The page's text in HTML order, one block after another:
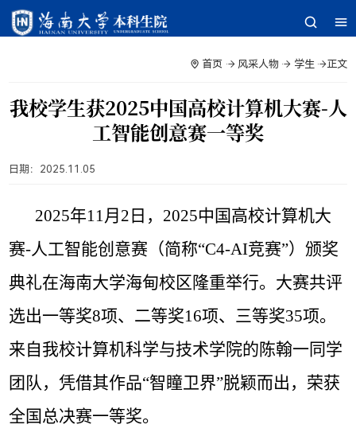
首页 风采人物 学生 正文
我校学生获2025中国高校计算机大赛-人
工智能创意赛一等奖
日期： 2025.11.05
2025年11月2日，2025中国高校计算机大
赛-人工智能创意赛（简称“C4-AI竞赛”）颁奖
典礼在海南大学海甸校区隆重举行。 大赛共评
选出一等奖8项、二等奖16项、三等奖35项。
来自我校计算机科学与技术学院的陈翰一同学
团队，凭借其作品“智瞳卫界”脱颖而出，荣获
全国总决赛一等奖。